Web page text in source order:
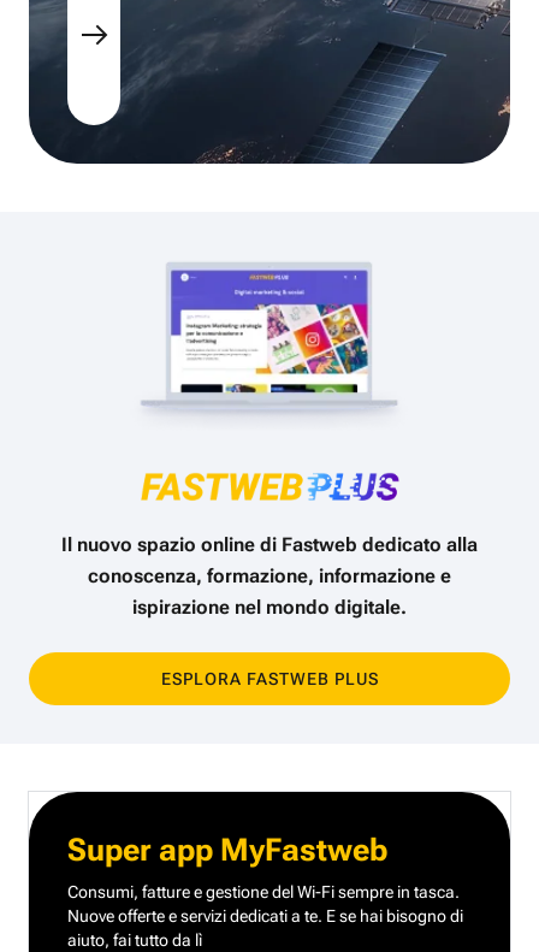
Il nuovo spazio online di Fastweb dedicato alla
conoscenza, formazione, informazione e
ispirazione nel mondo digitale.
ESPLORA FASTWEB PLUS
Super app MyFastweb
Consumi, fatture e gestione del Wi-Fi sempre in tasca.
Nuove offerte e servizi dedicati a te. E se hai bisogno di
aiuto, fai tutto da lì